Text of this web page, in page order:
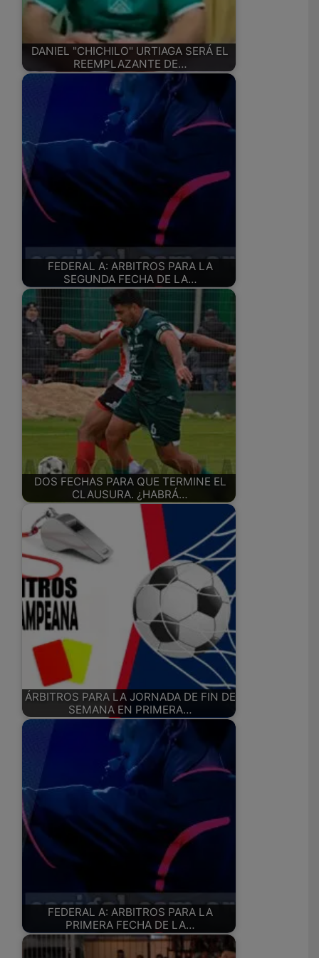
DANIEL "CHICHILO" URTIAGA SERÁ EL
REEMPLAZANTE DE…
FEDERAL A: ARBITROS PARA LA
SEGUNDA FECHA DE LA…
DOS FECHAS PARA QUE TERMINE EL
CLAUSURA. ¿HABRÁ…
ÁRBITROS PARA LA JORNADA DE FIN DE
SEMANA EN PRIMERA…
FEDERAL A: ARBITROS PARA LA
PRIMERA FECHA DE LA…